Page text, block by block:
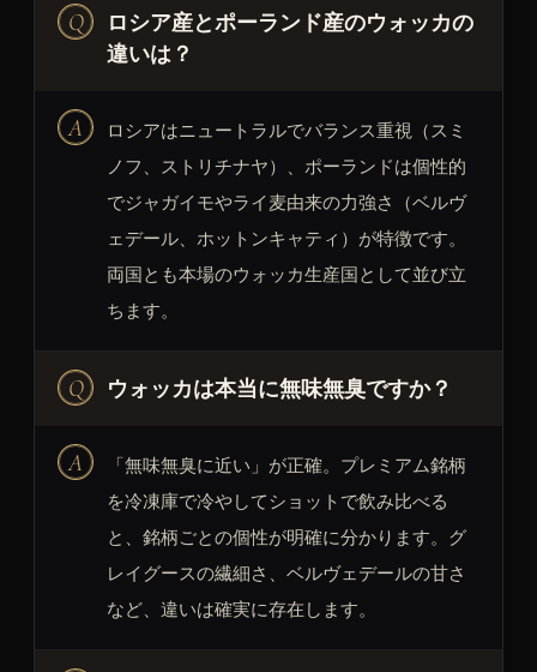
ロシア産とポーランド産のウォッカの
違いは？
ロシアはニュートラルでバランス重視（スミ
ノフ、ストリチナヤ）、ポーランドは個性的
でジャガイモやライ麦由来の力強さ（ベルヴ
ェデール、ホットンキャティ）が特徴です。
両国とも本場のウォッカ生産国として並び立
ちます。
ウォッカは本当に無味無臭ですか？
「無味無臭に近い」が正確。プレミアム銘柄
を冷凍庫で冷やしてショットで飲み比べる
と、銘柄ごとの個性が明確に分かります。グ
レイグースの繊細さ、ベルヴェデールの甘さ
など、違いは確実に存在します。